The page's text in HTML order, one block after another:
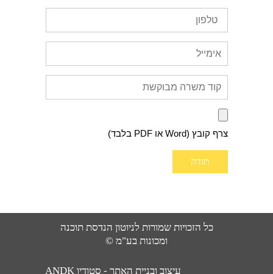
צרף קובץ (Word או PDF בלבד)
כל הזכויות שמורות לניוטון הנדסת תוכנה
ומכונות בע"מ ©
עיצוב ובניית האתר - סטודיו ANDK